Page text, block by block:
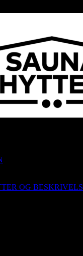
OG